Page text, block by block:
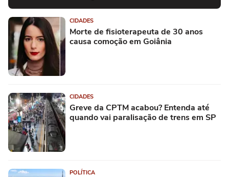
CIDADES
Morte de fisioterapeuta de 30 anos
causa comoção em Goiânia
CIDADES
Greve da CPTM acabou? Entenda até
quando vai paralisação de trens em SP
POLÍTICA